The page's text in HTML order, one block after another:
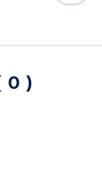
0 )